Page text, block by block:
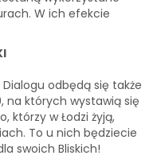
W ich efekcie
odbędą się także
na których wystawią się
którzy w Łodzi żyją,
To u nich będziecie
swoich Bliskich!